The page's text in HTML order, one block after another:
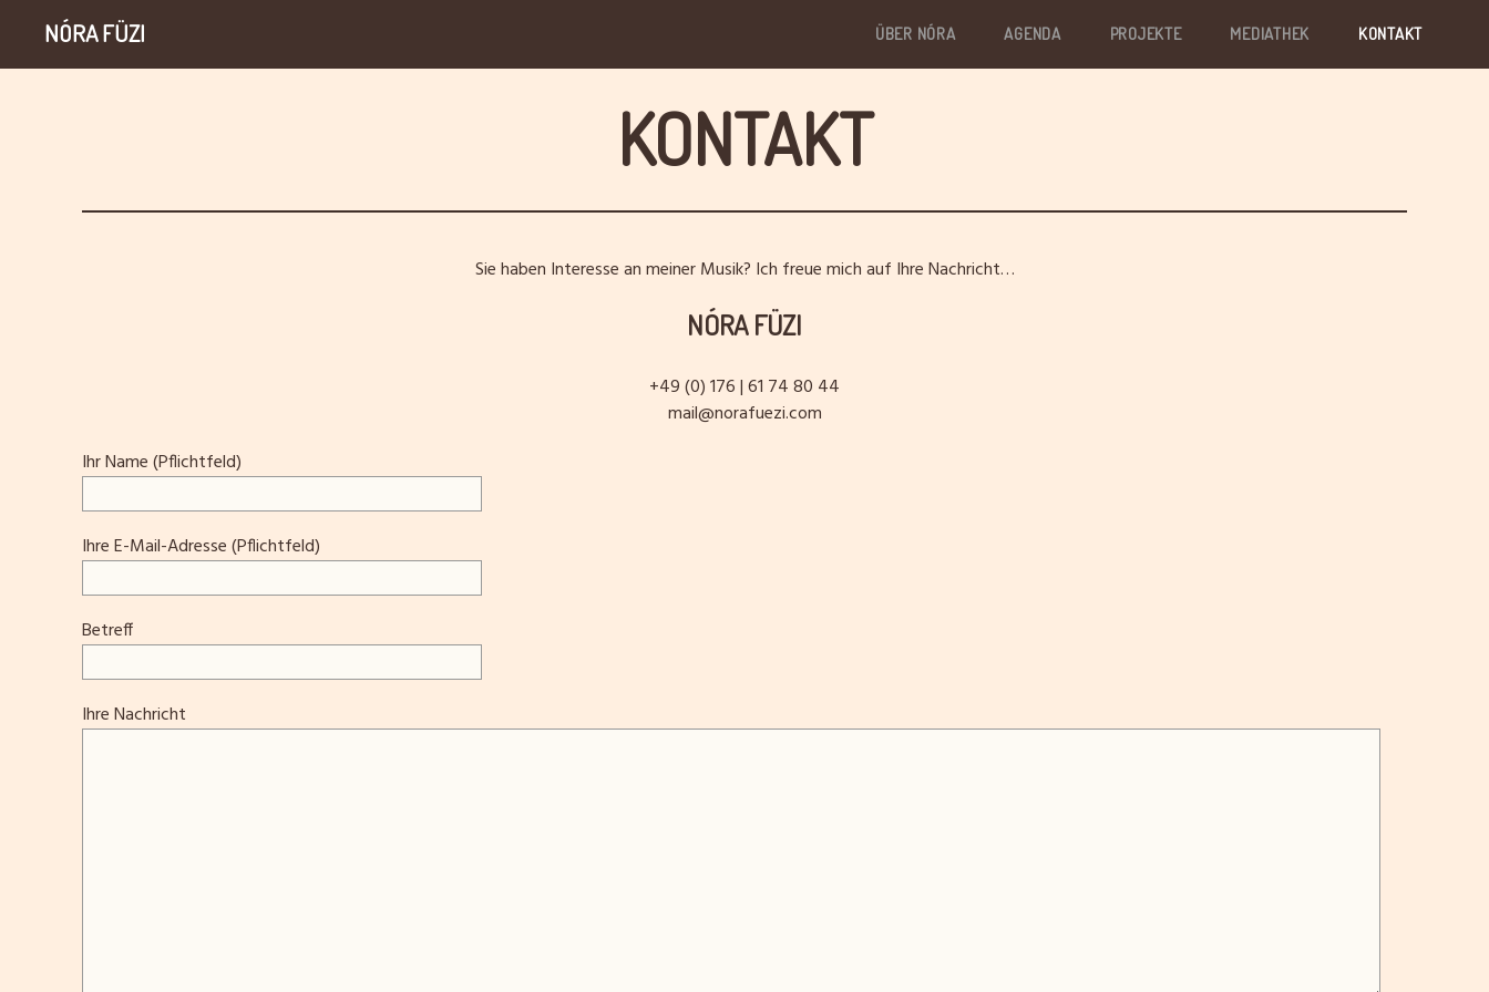
NÓRA FÜZI
ÜBER NÓRA
AGENDA PROJEKTE MEDIATHEK KONTAKT
KONTAKT
Sie haben Interesse an meiner Musik? Ich freue mich auf Ihre Nachricht…
NÓRA FÜZI
+49 (0) 176 | 61 74 80 44
mail@norafuezi.com
Ihr Name (Pflichtfeld)
Ihre E-Mail-Adresse (Pflichtfeld)
Betreff
Ihre Nachricht